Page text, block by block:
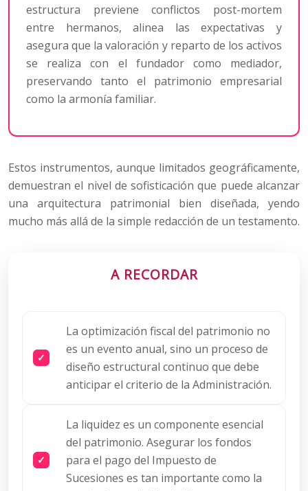
estructura previene conflictos post-mortem
entre hermanos, alinea las expectativas y
asegura que la valoración y reparto de los activos
se realiza con el fundador como mediador,
preservando tanto el patrimonio empresarial
como la armonía familiar.
Estos instrumentos, aunque limitados geográficamente,
demuestran el nivel de sofisticación que puede alcanzar
una arquitectura patrimonial bien diseñada, yendo
mucho más allá de la simple redacción de un testamento.
A RECORDAR
La optimización fiscal del patrimonio no
es un evento anual, sino un proceso de
diseño estructural continuo que debe
anticipar el criterio de la Administración.
La liquidez es un componente esencial
del patrimonio. Asegurar los fondos
para el pago del Impuesto de
Sucesiones es tan importante como la